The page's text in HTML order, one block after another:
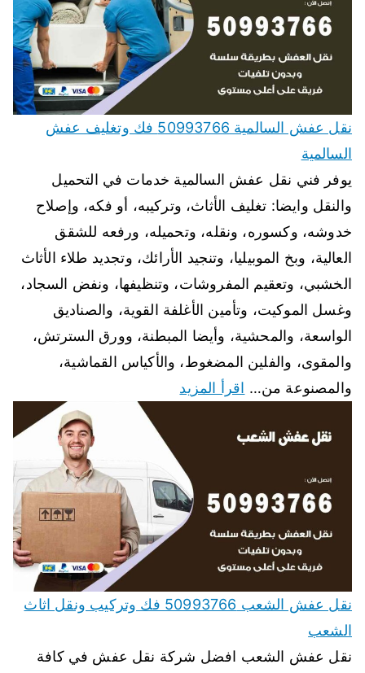
نقل عفش السالمية 50993766 فك وتغليف عفش
السالمية
يوفر فني نقل عفش السالمية خدمات في التحميل
والنقل وايضا: تغليف الأثاث، وتركيبه، أو فكه، وإصلاح
خدوشه، وكسوره، ونقله، وتحميله، ورفعه للشقق
العالية، وبخ الموبيليا، وتنجيد الأرائك، وتجديد طلاء الأثاث
الخشبي، وتعقيم المفروشات، وتنظيفها، ونفض السجاد،
وغسل الموكيت، وتأمين الأغلفة القوية، والصناديق
الواسعة، والمحشية، وأيضا المبطنة، وورق السترتش،
والمقوى، والفلين المضغوط، والأكياس القماشية،
والمصنوعة من… اقرأ المزيد
نقل عفش الشعب 50993766 فك وتركيب ونقل اثاث
الشعب
نقل عفش الشعب افضل شركة نقل عفش في كافة